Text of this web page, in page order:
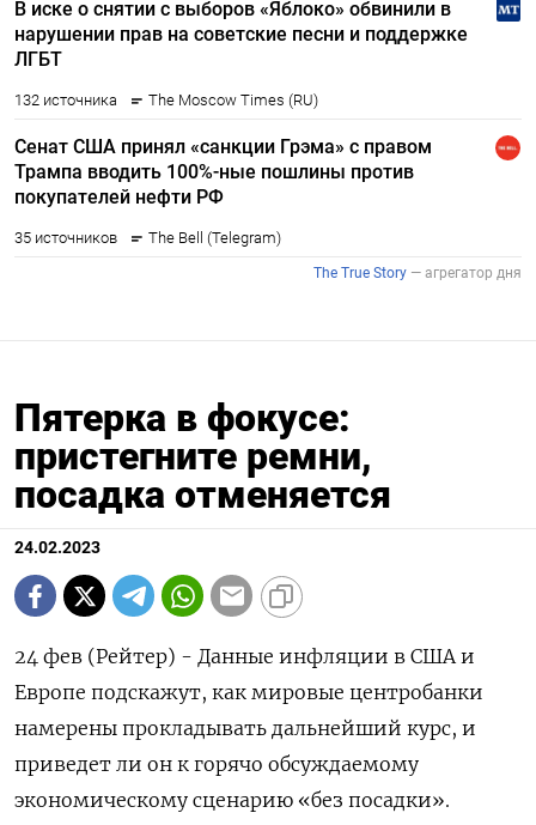
Пятерка в фокусе:
пристегните ремни,
посадка отменяется
24.02.2023
24 фев (Рейтер) - Данные инфляции в США и
Европе подскажут, как мировые центробанки
намерены прокладывать дальнейший курс, и
приведет ли он к горячо обсуждаемому
экономическому сценарию «без посадки».